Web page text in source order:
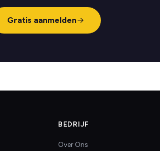
Gratis aanmelden
BEDRIJF
Over Ons